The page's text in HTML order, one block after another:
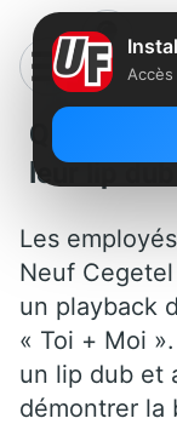
Quand
leur lip
Les
Neuf
un playback
« Toi + Moi
un lip dub et
démontrer la